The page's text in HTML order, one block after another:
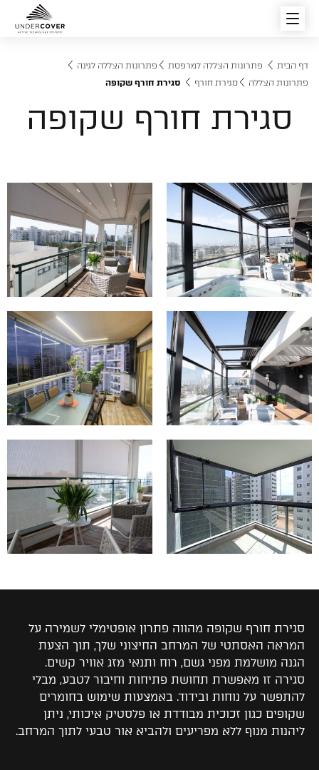
דף הבית פתרונות הצללה למרפסת
פתרונות הצללה לגינה
פתרונות הצללה
סגירת חורף סגירת חורף שקופה
סגירת חורף שקופה
סגירת חורף שקופה מהווה פתרון אופטימלי לשמירה על
המראה האסתטי של המרחב החיצוני שלך, תוך הצעת
הגנה מושלמת מפני גשם, רוח ותנאי מזג אוויר קשים.
סגירה זו מאפשרת תחושת פתיחות וחיבור לטבע, מבלי
להתפשר על נוחות ובידוד. באמצעות שימוש בחומרים
שקופים כגון זכוכית מבודדת או פלסטיק איכותי, ניתן
ליהנות מנוף ללא מפריעים ולהביא אור טבעי לתוך המרחב.
פרגולות חשמליות
סוגי הפרגולות החשמליות
מוצרים מובילים
רפפות וגגות הזזה חשמליים
צור קשר